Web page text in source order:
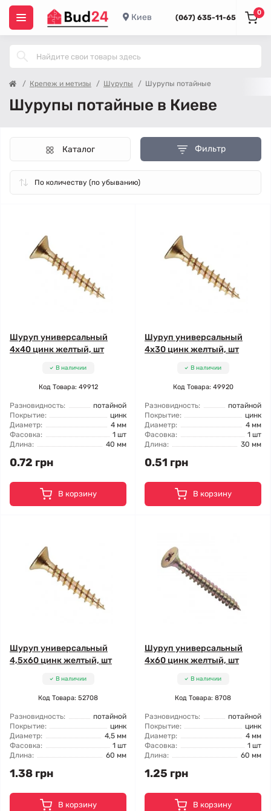
Киев (067) 635-11-65
0
Крепеж и метизы Шурупы Шурупы потайные
Шурупы потайные в Киеве
Фильтр
Каталог
Шуруп универсальный
4x40 цинк желтый, шт
В наличии
Код Товара: 49912
Разновидность:
потайной
Покрытие:
цинк
Диаметр:
4 мм
Фасовка:
1 шт
Длина:
40 мм
0.72 грн
В корзину
Шуруп универсальный
4x30 цинк желтый, шт
В наличии
Код Товара: 49920
Разновидность:
потайной
Покрытие:
цинк
Диаметр:
4 мм
Фасовка:
1 шт
Длина:
30 мм
0.51 грн
В корзину
Шуруп универсальный
4,5x60 цинк желтый, шт
В наличии
Код Товара: 52708
Разновидность:
потайной
Покрытие:
цинк
Диаметр:
4,5 мм
Фасовка:
1 шт
Длина:
60 мм
1.38 грн
В корзину
Шуруп универсальный
4x60 цинк желтый, шт
В наличии
Код Товара: 8708
Разновидность:
потайной
Покрытие:
цинк
Диаметр:
4 мм
Фасовка:
1 шт
Длина:
60 мм
1.25 грн
В корзину